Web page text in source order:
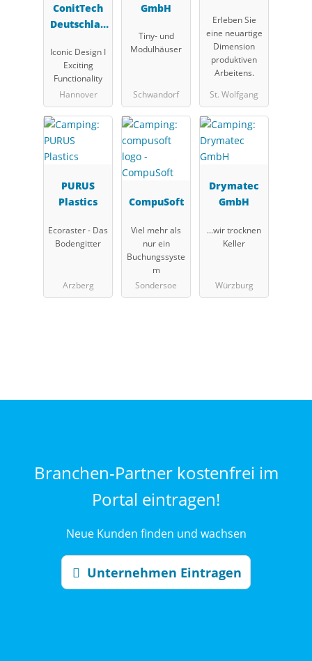
ConitTech
Deutschlan
Iconic Design I
Exciting
Functionality
Hannover
GmbH
Tiny- und
Modulhäuser
Schwandorf
Erleben Sie
eine neuartige
Dimension
produktiven
Arbeitens.
St. Wolfgang
PURUS
Plastics
Ecoraster - Das
Bodengitter
Arzberg
CompuSoft
Viel mehr als
nur ein
Buchungssyste
m
Sondersoe
Drymatec
GmbH
...wir trocknen
Keller
Würzburg
Branchen-Partner kostenfrei im
Portal eintragen!
Neue Kunden finden und wachsen
Unternehmen Eintragen